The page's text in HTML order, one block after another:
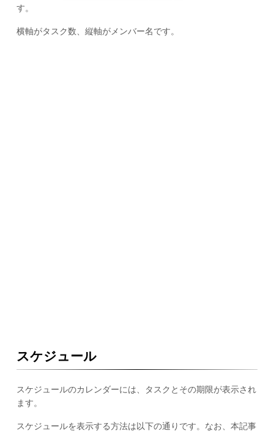
す。
横軸がタスク数、縦軸がメンバー名です。
スケジュール
スケジュールのカレンダーには、タスクとその期限が表示され
ます。
スケジュールを表示する方法は以下の通りです。なお、本記事